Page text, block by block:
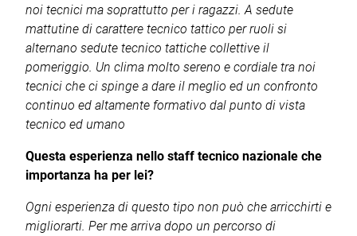
noi tecnici ma soprattutto per i ragazzi. A sedute
mattutine di carattere tecnico tattico per ruoli si
alternano sedute tecnico tattiche collettive il
pomeriggio. Un clima molto sereno e cordiale tra noi
tecnici che ci spinge a dare il meglio ed un confronto
continuo ed altamente formativo dal punto di vista
tecnico ed umano
Questa esperienza nello staff tecnico nazionale che
importanza ha per lei?
Ogni esperienza di questo tipo non può che arricchirti e
migliorarti. Per me arriva dopo un percorso di